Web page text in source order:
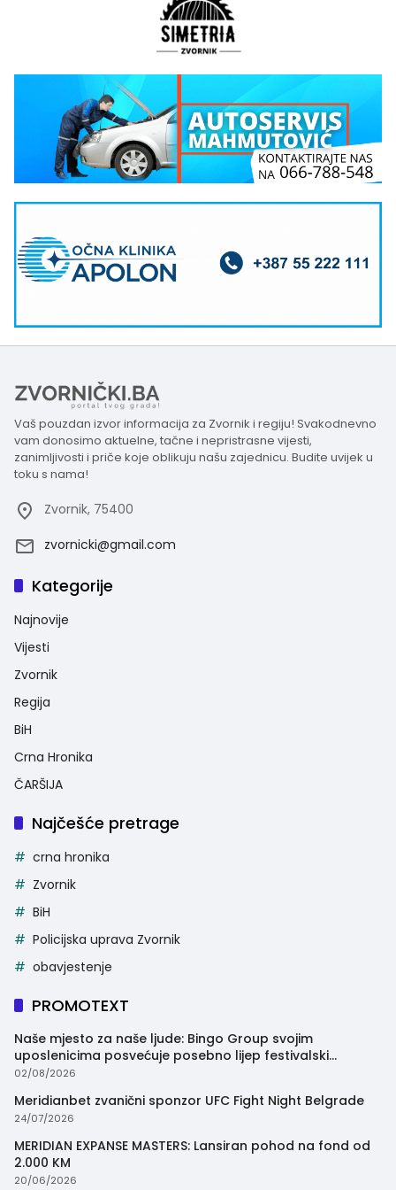
Vaš pouzdan izvor informacija za Zvornik i regiju! Svakodnevno
vam donosimo aktuelne, tačne i nepristrasne vijesti,
zanimljivosti i priče koje oblikuju našu zajednicu. Budite uvijek u
toku s nama!
Zvornik, 75400
zvornicki@gmail.com
Kategorije
Najnovije
Vijesti
Zvornik
Regija
BiH
Crna Hronika
ČARŠIJA
Najčešće pretrage
crna hronika
Zvornik
BiH
Policijska uprava Zvornik
obavjestenje
PROMOTEXT
Naše mjesto za naše ljude: Bingo Group svojim
uposlenicima posvećuje posebno lijep festivalski
trenutak
02/08/2026
Meridianbet zvanični sponzor UFC Fight Night Belgrade
24/07/2026
MERIDIAN EXPANSE MASTERS: Lansiran pohod na fond od
2.000 KM
20/06/2026